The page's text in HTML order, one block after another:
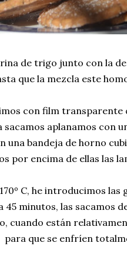
de trigo junto con la
que la mezcla este
con film transparente
sacamos aplanamos con
una bandeja de horno
por encima de ellas las
C, he introducimos las
minutos, las sacamos
cuando están
para que se enfríen